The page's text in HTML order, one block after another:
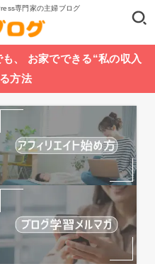
専門家の主婦ブログ
、 お家でできる“私の収入
方法